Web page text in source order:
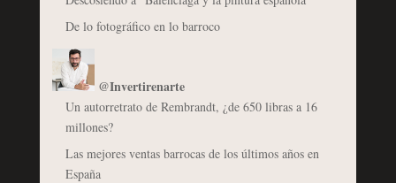
De lo fotográfico en lo barroco
@Invertirenarte
Un autorretrato de Rembrandt, ¿de 650 libras a 16
millones?
Las mejores ventas barrocas de los últimos años en
España